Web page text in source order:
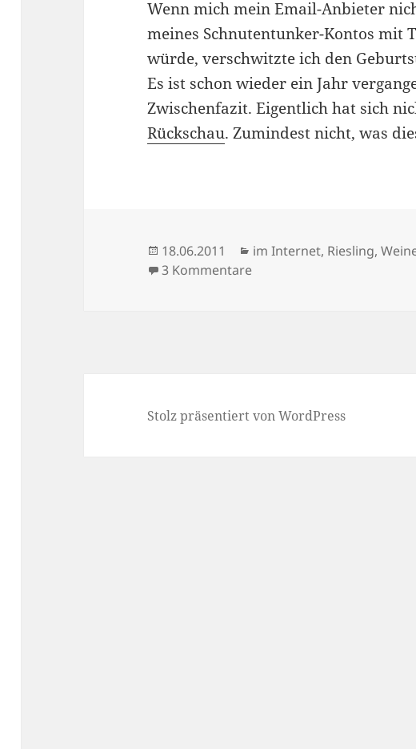
Wenn mich mein Email-Anbieter
meines Schnutentunker-Kontos mit
würde, verschwitzte ich den
Es ist schon wieder ein Jahr
Zwischenfazit. Eigentlich hat sich
Rückschau. Zumindest nicht, was
Veröffentlicht
am
18.06.2011 Kategorien
im Internet, Riesling,
3 Kommentarezu Geburtstagswunsch
Stolz präsentiert von WordPress